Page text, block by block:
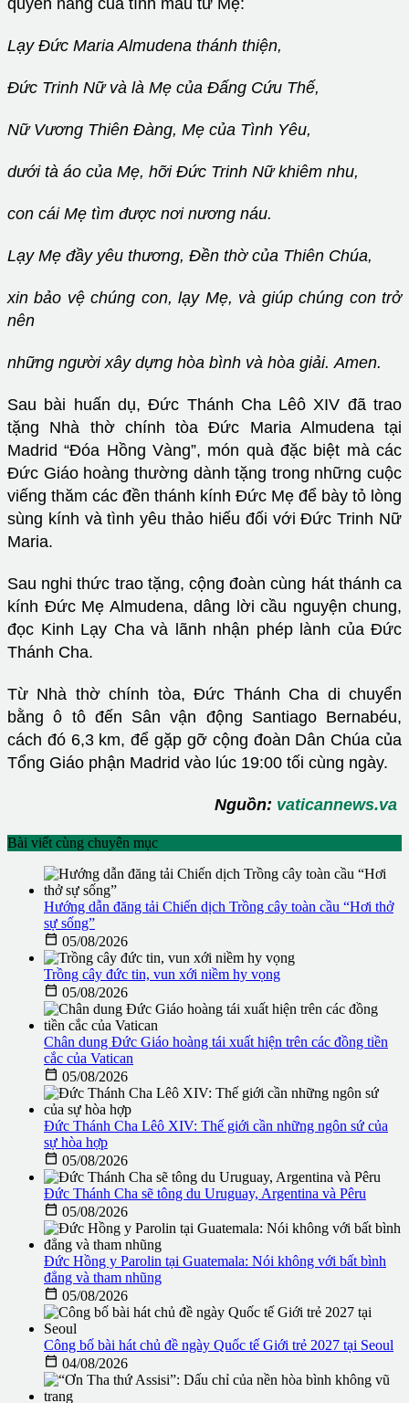
Lạy Đức Maria Almudena thánh thiện,
Đức Trinh Nữ và là Mẹ của Đấng Cứu Thế,
Nữ Vương Thiên Đàng, Mẹ của Tình Yêu,
dưới tà áo của Mẹ, hỡi Đức Trinh Nữ khiêm nhu,
con cái Mẹ tìm được nơi nương náu.
Lạy Mẹ đầy yêu thương, Đền thờ của Thiên Chúa,
xin bảo vệ chúng con, lạy Mẹ, và giúp chúng con trở
nên
những người xây dựng hòa bình và hòa giải. Amen.
Sau bài huấn dụ, Đức Thánh Cha Lêô XIV đã trao
tặng Nhà thờ chính tòa Đức Maria Almudena tại
Madrid “Đóa Hồng Vàng”, món quà đặc biệt mà các
Đức Giáo hoàng thường dành tặng trong những cuộc
viếng thăm các đền thánh kính Đức Mẹ để bày tỏ lòng
sùng kính và tình yêu thảo hiếu đối với Đức Trinh Nữ
Maria.
Sau nghi thức trao tặng, cộng đoàn cùng hát thánh ca
kính Đức Mẹ Almudena, dâng lời cầu nguyện chung,
đọc Kinh Lạy Cha và lãnh nhận phép lành của Đức
Thánh Cha.
Từ Nhà thờ chính tòa, Đức Thánh Cha di chuyển
bằng ô tô đến Sân vận động Santiago Bernabéu,
cách đó 6,3 km, để gặp gỡ cộng đoàn Dân Chúa của
Tổng Giáo phận Madrid vào lúc 19:00 tối cùng ngày.
Nguồn: vaticannews.va
Bài viết cùng chuyên mục
Hướng dẫn đăng tải Chiến dịch Trồng cây toàn cầu “Hơi thở
sự sống”
 05/08/2026
Trồng cây đức tin, vun xới niềm hy vọng
 05/08/2026
Chân dung Đức Giáo hoàng tái xuất hiện trên các đồng tiền
cắc của Vatican
 05/08/2026
Đức Thánh Cha Lêô XIV: Thế giới cần những ngôn sứ của
sự hòa hợp
 05/08/2026
Đức Thánh Cha sẽ tông du Uruguay, Argentina và Pêru
 05/08/2026
Đức Hồng y Parolin tại Guatemala: Nói không với bất bình
đẳng và tham nhũng
 05/08/2026
Công bố bài hát chủ đề ngày Quốc tế Giới trẻ 2027 tại Seoul
 04/08/2026